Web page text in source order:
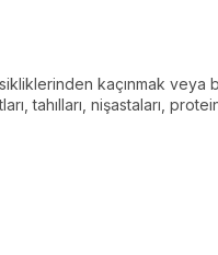
kaçınmak veya
tahılları, nişastaları,